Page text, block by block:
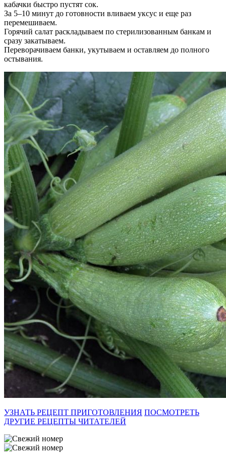
кабачки быстро пустят сок.
За 5–10 минут до готовности вливаем уксус и еще раз
перемешиваем.
Горячий салат раскладываем по стерилизованным банкам и
сразу закатываем.
Переворачиваем банки, укутываем и оставляем до полного
остывания.
УЗНАТЬ РЕЦЕПТ ПРИГОТОВЛЕНИЯ ПОСМОТРЕТЬ
ДРУГИЕ РЕЦЕПТЫ ЧИТАТЕЛЕЙ